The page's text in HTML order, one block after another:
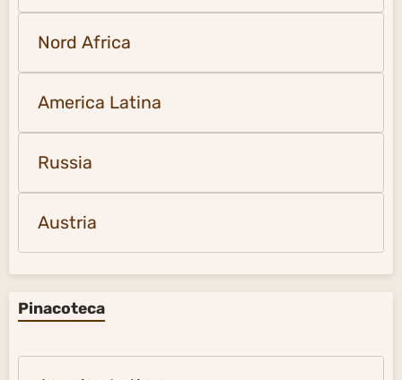
Nord Africa
America Latina
Russia
Austria
Pinacoteca